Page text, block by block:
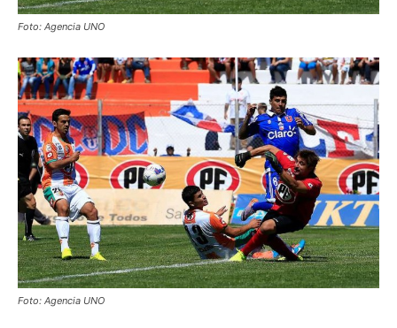
Foto: Agencia UNO
Foto: Agencia UNO